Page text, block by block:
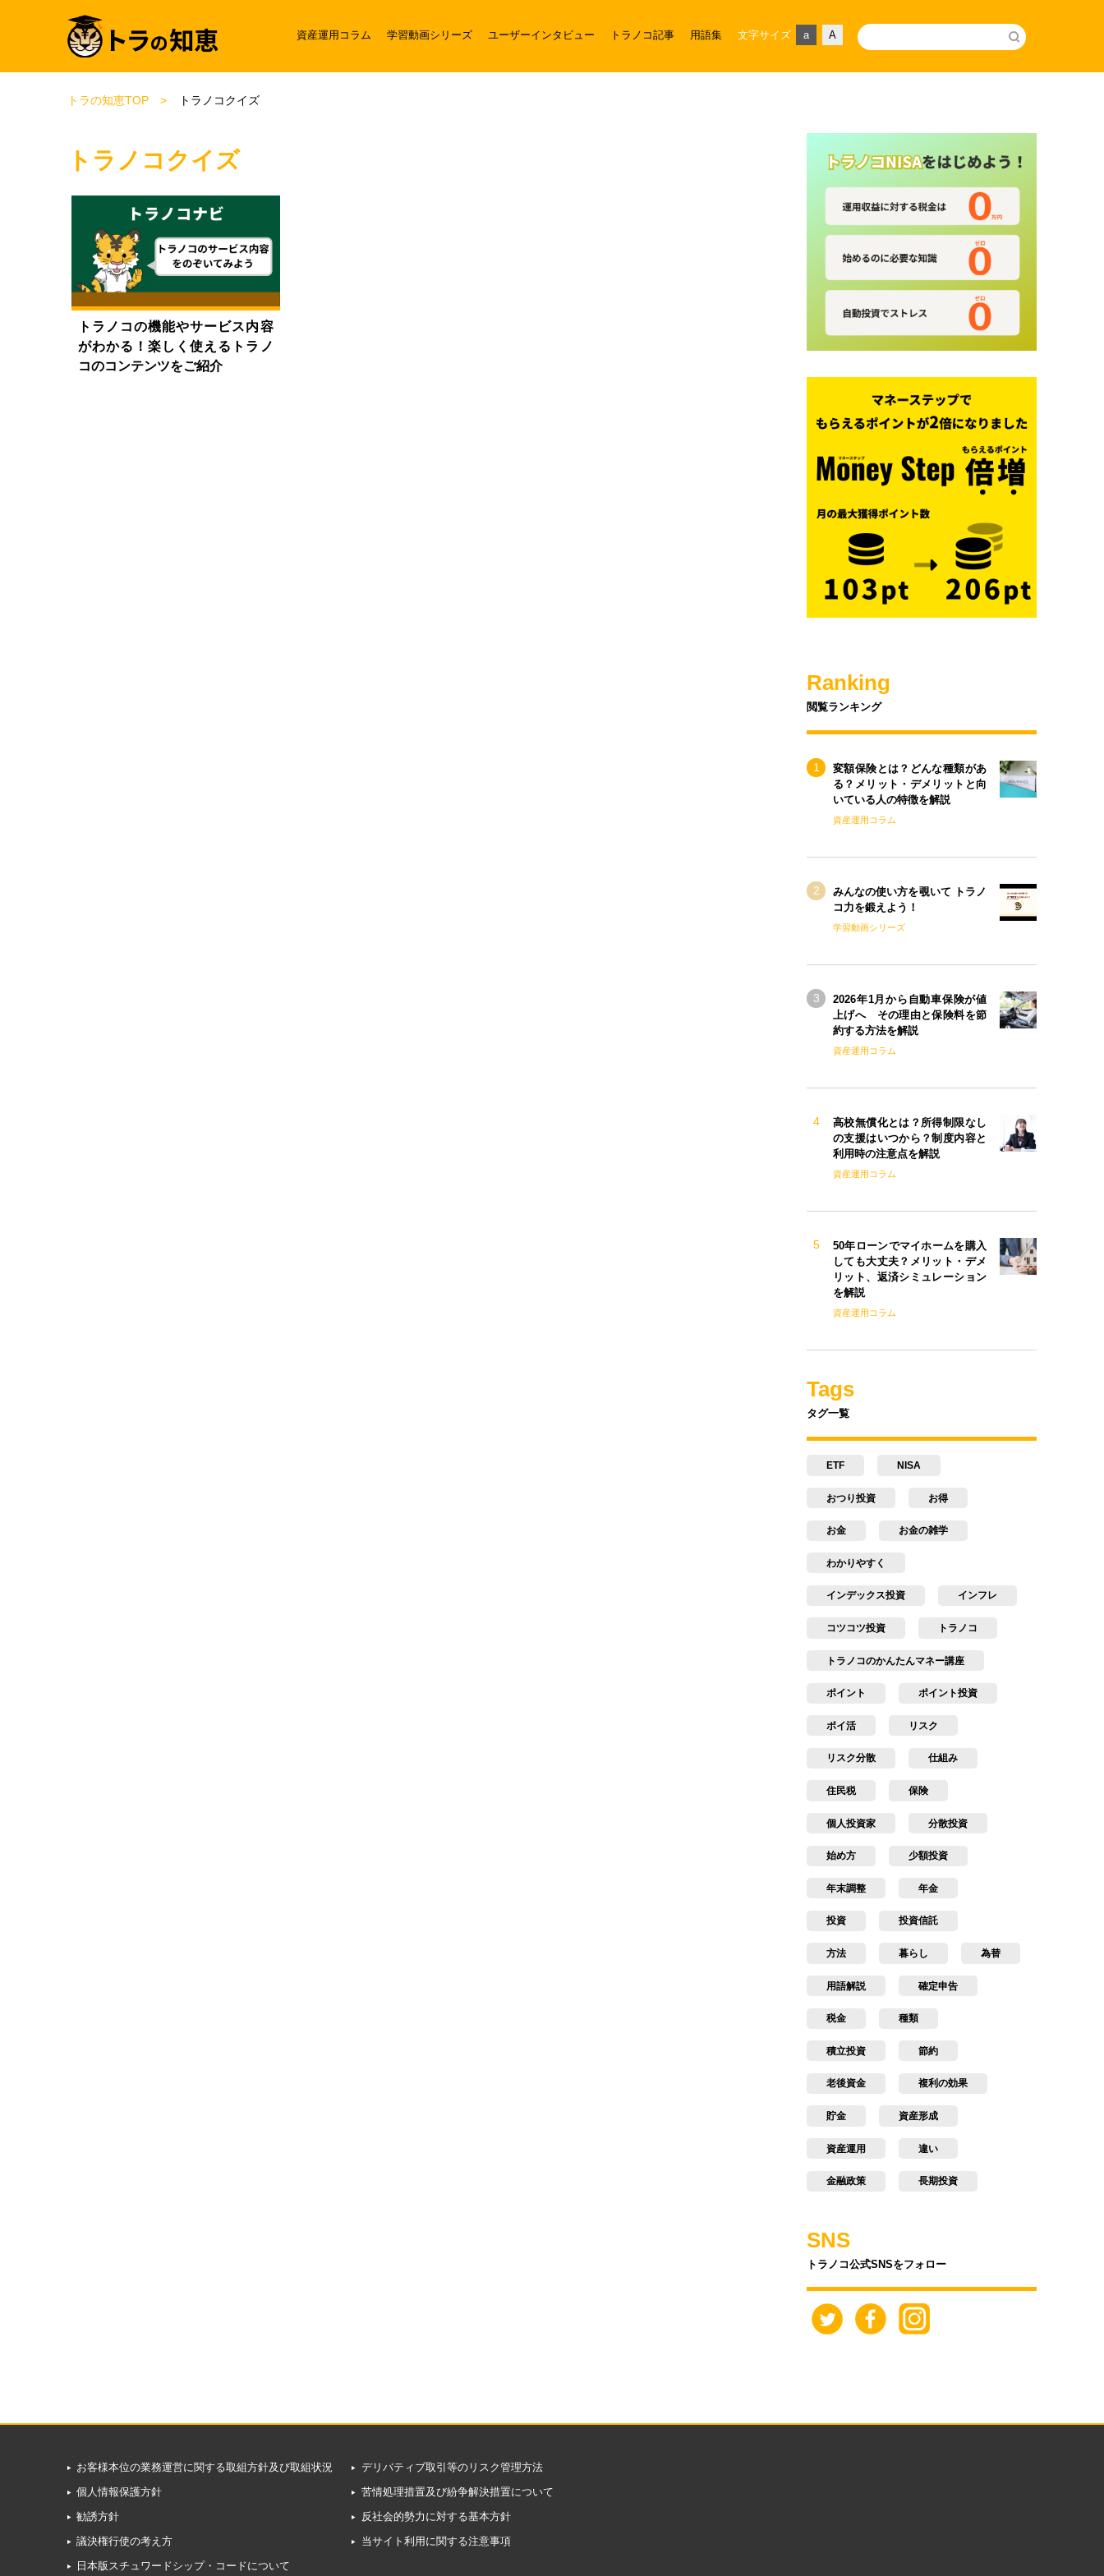
資産運用コラム 学習動画シリーズ ユーザーインタビュー トラノコ記事 用語集 文字サイズ a A
トラの知恵TOP トラノコクイズ
トラノコクイズ
トラノコの機能やサービス内容
がわかる！楽しく使えるトラノ
コのコンテンツをご紹介
Ranking
閲覧ランキング
変額保険とは？どんな種類があ
る？メリット・デメリットと向
いている人の特徴を解説
資産運用コラム
みんなの使い方を覗いて トラノ
コ力を鍛えよう！
学習動画シリーズ
2026年1月から自動車保険が値
上げへ その理由と保険料を節
約する方法を解説
資産運用コラム
高校無償化とは？所得制限なし
の支援はいつから？制度内容と
利用時の注意点を解説
資産運用コラム
50年ローンでマイホームを購入
しても大丈夫？メリット・デメ
リット、返済シミュレーション
を解説
資産運用コラム
Tags
タグ一覧
ETF NISA
おつり投資 お得
お金 お金の雑学
わかりやすく
インデックス投資 インフレ
コツコツ投資 トラノコ
トラノコのかんたんマネー講座
ポイント ポイント投資
ポイ活 リスク
リスク分散 仕組み
住民税 保険
個人投資家 分散投資
始め方 少額投資
年末調整 年金
投資 投資信託
方法 暮らし 為替
用語解説 確定申告
税金 種類
積立投資 節約
老後資金 複利の効果
貯金 資産形成
資産運用 違い
金融政策 長期投資
SNS
トラノコ公式SNSをフォロー
お客様本位の業務運営に関する取組方針及び取組状況
個人情報保護方針
勧誘方針
議決権行使の考え方
日本版スチュワードシップ・コードについて
デリバティブ取引等のリスク管理方法
苦情処理措置及び紛争解決措置について
反社会的勢力に対する基本方針
当サイト利用に関する注意事項